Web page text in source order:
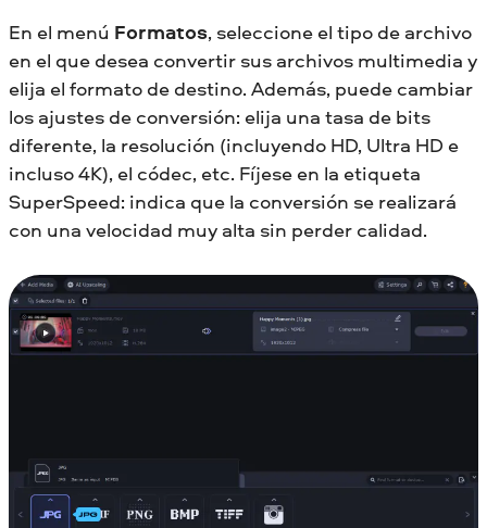
En el menú Formatos, seleccione el tipo de archivo
en el que desea convertir sus archivos multimedia y
elija el formato de destino. Además, puede cambiar
los ajustes de conversión: elija una tasa de bits
diferente, la resolución (incluyendo HD, Ultra HD e
incluso 4K), el códec, etc. Fíjese en la etiqueta
SuperSpeed: indica que la conversión se realizará
con una velocidad muy alta sin perder calidad.